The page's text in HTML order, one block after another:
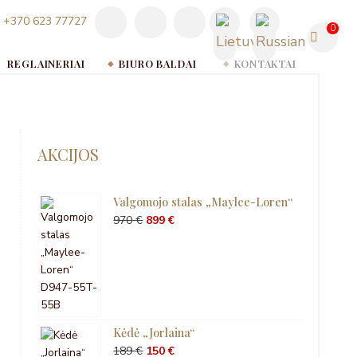
+370 623 77727 0
REGLAINERIAI BIURO BALDAI KONTAKTAI
AKCIJOS
Valgomojo stalas „Maylee-Loren“
970€ Original
899€Current
Kėdė „Jorlaina“
189€ Original
150€Current